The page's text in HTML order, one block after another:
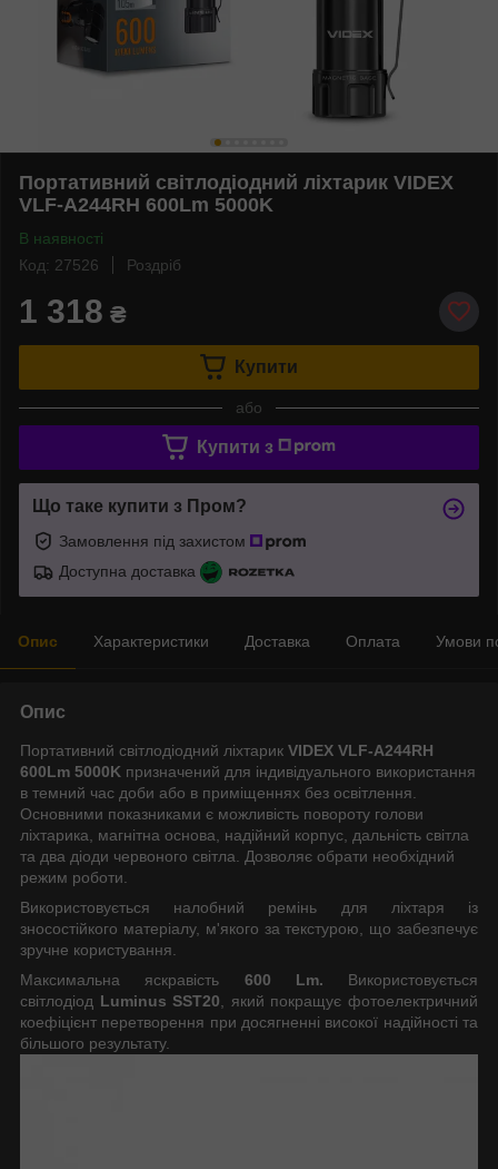
Портативний світлодіодний ліхтарик VIDEX
VLF-A244RH 600Lm 5000K
В наявності
Код: 27526
Роздріб
1 318 ₴
Купити
або
Купити з
Що таке купити з Пром?
Замовлення під захистом
Доступна доставка
Опис Характеристики Доставка Оплата Умови
Опис
Портативний світлодіодний ліхтарик VIDEX VLF-A244RH
600Lm 5000K призначений для індивідуального використання
в темний час доби або в приміщеннях без освітлення.
Основними показниками є можливість повороту голови
ліхтарика, магнітна основа, надійний корпус, дальність світла
та два діоди червоного світла. Дозволяє обрати необхідний
режим роботи.
Використовується налобний ремінь для ліхтаря із
зносостійкого матеріалу, м'якого за текстурою, що забезпечує
зручне користування.
Максимальна яскравість 600 Lm. Використовується
світлодіод Luminus SST20 , який покращує фотоелектричний
коефіцієнт перетворення при досягненні високої надійності та
більшого результату.